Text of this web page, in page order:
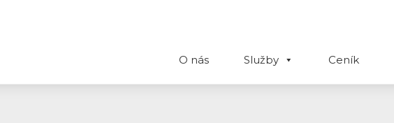
O nás Služby Ceník